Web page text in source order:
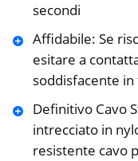
secondi
Affidabile: Se
esitare a
soddisfacente
Definitivo Cavo
intrecciato in
resistente cavo